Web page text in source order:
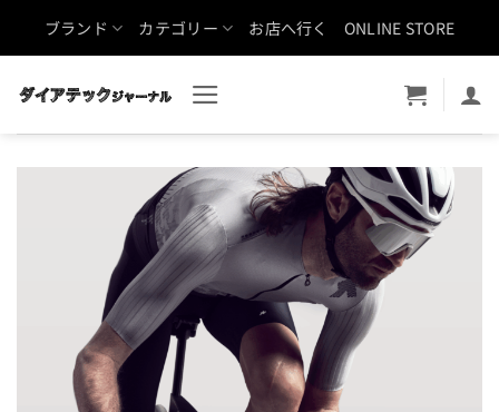
ブランド カテゴリー お店へ行く ONLINE STORE